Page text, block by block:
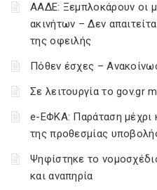
ΑΑΔΕ: Ξεμπλοκάρουν οι
ακινήτων – Δεν
της οφειλής
Πόθεν έσχες –
Σε λειτουργία το gov.gr
e-ΕΦΚΑ: Παράταση μέχρι
της προθεσμίας
Ψηφίστηκε το
και αναπηρία